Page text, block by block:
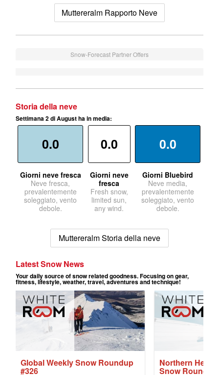
Muttereralm Rapporto Neve
Snow-Forecast Partner Offers
Storia della neve
Settimana 2 di August ha in media:
0.0
Giorni neve fresca
Neve fresca,
prevalentemente
soleggiato, vento
debole.
0.0
Giorni neve
fresca
Fresh snow,
limited sun,
any wind.
0.0
Giorni Bluebird
Neve media,
prevalentemente
soleggiato, vento
debole.
Muttereralm Storia della neve